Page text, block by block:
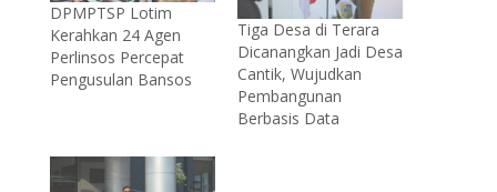
DPMPTSP Lotim
Kerahkan 24 Agen
Perlinsos Percepat
Pengusulan Bansos
Tiga Desa di Terara
Dicanangkan Jadi Desa
Cantik, Wujudkan
Pembangunan
Berbasis Data